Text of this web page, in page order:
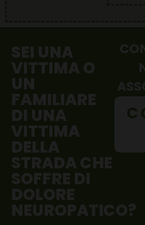
SEI UNA
VITTIMA O
UN
FAMILIARE
DI UNA
VITTIMA
DELLA
STRADA CHE
SOFFRE DI
DOLORE
NEUROPATICO?